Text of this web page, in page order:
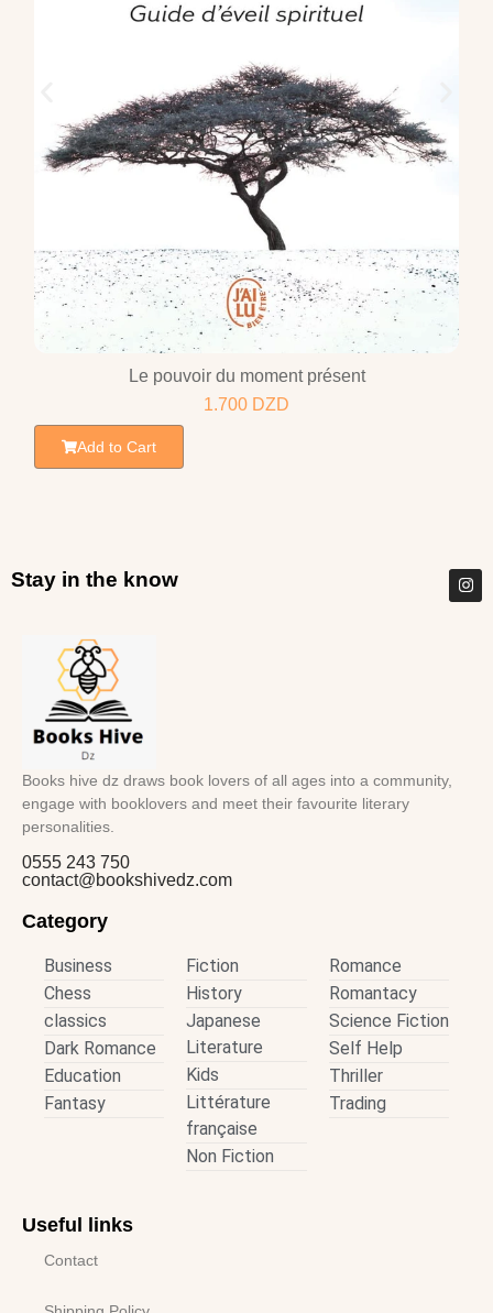
Le pouvoir du moment présent
1.700 DZD
Add to Cart
Stay in the know
Books hive dz draws book lovers of all ages into a community,
engage with booklovers and meet their favourite literary
personalities.
0555 243 750
contact@bookshivedz.com
Category
Business
Chess
classics
Dark Romance
Education
Fantasy
Fiction
History
Japanese
Literature
Kids
Littérature
française
Non Fiction
Romance
Romantacy
Science Fiction
Self Help
Thriller
Trading
Useful links
Contact